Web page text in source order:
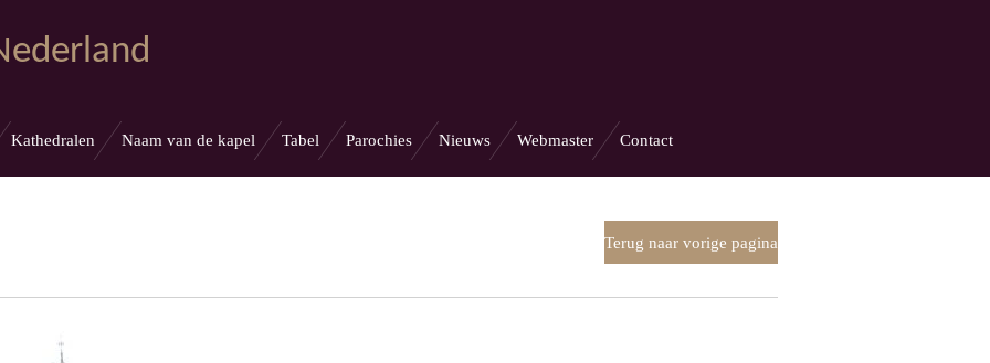
Kathedralen Naam van de kapel Tabel Parochies Nieuws Webmaster Contact
Terug naar vorige pagina